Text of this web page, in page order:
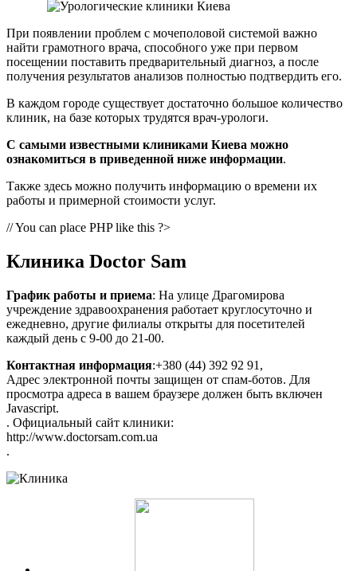
При появлении проблем с мочеполовой системой важно
найти грамотного врача, способного уже при первом
посещении поставить предварительный диагноз, а после
получения результатов анализов полностью подтвердить его.
В каждом городе существует достаточно большое количество
клиник, на базе которых трудятся врач-урологи.
С самыми известными клиниками Киева можно
ознакомиться в приведенной ниже информации.
Также здесь можно получить информацию о времени их
работы и примерной стоимости услуг.
// You can place PHP like this ?>
Клиника Doctor Sam
График работы и приема: На улице Драгомирова
учреждение здравоохранения работает круглосуточно и
ежедневно, другие филиалы открыты для посетителей
каждый день с 9-00 до 21-00.
Контактная информация:+380 (44) 392 92 91,
Адрес электронной почты защищен от спам-ботов. Для
просмотра адреса в вашем браузере должен быть включен
Javascript.
. Официальный сайт клиники:
http://www.doctorsam.com.ua
.